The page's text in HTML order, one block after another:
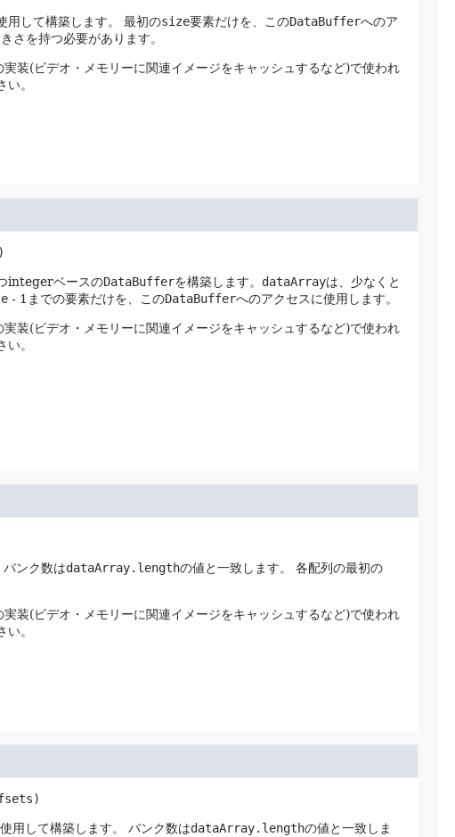
して構築します。 最初のsize要素だけを、このDataBufferへのア
さを持つ必要があります。
装(ビデオ・メモリーに関連イメージをキャッシュするなど)で使われ
。
integerベースのDataBufferを構築します。 dataArrayは、少なくと
- 1までの要素だけを、このDataBufferへのアクセスに使用します。
装(ビデオ・メモリーに関連イメージをキャッシュするなど)で使われ
。
バンク数はdataArray.lengthの値と一致します。
各配列の最初の
装(ビデオ・メモリーに関連イメージをキャッシュするなど)で使われ
。
用して構築します。 バンク数はdataArray.lengthの値と一致しま